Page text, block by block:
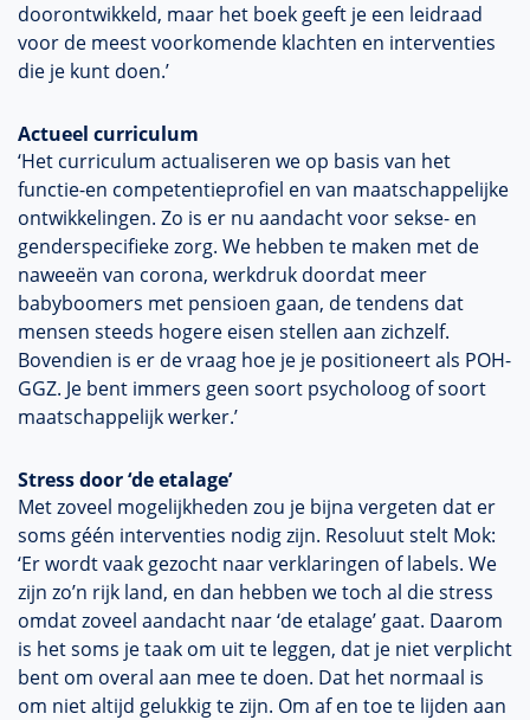
doorontwikkeld, maar het boek geeft je een leidraad
voor de meest voorkomende klachten en interventies
die je kunt doen.’
Actueel curriculum
‘Het curriculum actualiseren we op basis van het
functie-en competentieprofiel en van maatschappelijke
ontwikkelingen. Zo is er nu aandacht voor sekse- en
genderspecifieke zorg. We hebben te maken met de
naweeën van corona, werkdruk doordat meer
babyboomers met pensioen gaan, de tendens dat
mensen steeds hogere eisen stellen aan zichzelf.
Bovendien is er de vraag hoe je je positioneert als POH-
GGZ. Je bent immers geen soort psycholoog of soort
maatschappelijk werker.’
Stress door ‘de etalage’
Met zoveel mogelijkheden zou je bijna vergeten dat er
soms géén interventies nodig zijn. Resoluut stelt Mok:
‘Er wordt vaak gezocht naar verklaringen of labels. We
zijn zo’n rijk land, en dan hebben we toch al die stress
omdat zoveel aandacht naar ‘de etalage’ gaat. Daarom
is het soms je taak om uit te leggen, dat je niet verplicht
bent om overal aan mee te doen. Dat het normaal is
om niet altijd gelukkig te zijn. Om af en toe te lijden aan